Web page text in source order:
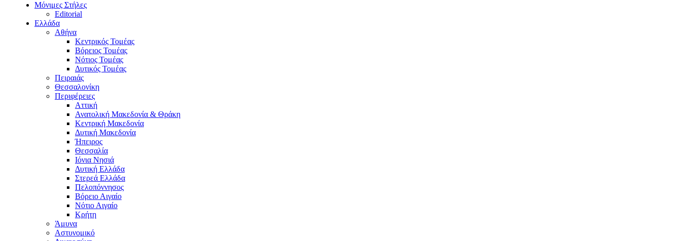
Μόνιμες Στήλες
Editorial
Ελλάδα
Αθήνα
Κεντρικός Τομέας
Βόρειος Τομέας
Νότιος Τομέας
Δυτικός Τομέας
Πειραιάς
Θεσσαλονίκη
Περιφέρειες
Αττική
Ανατολική Μακεδονία & Θράκη
Κεντρική Μακεδονία
Δυτική Μακεδονία
Ήπειρος
Θεσσαλία
Ιόνια Νησιά
Δυτική Ελλάδα
Στερεά Ελλάδα
Πελοπόννησος
Βόρειο Αιγαίο
Νότιο Αιγαίο
Κρήτη
Άμυνα
Αστυνομικό